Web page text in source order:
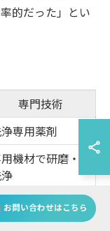
的だった」とい
専門技術
専用薬剤
機材で研磨・
・除菌クリー
グ
お問い合わせはこちら